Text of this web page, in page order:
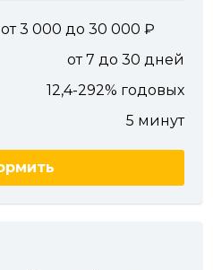
от 3 000 до 30 000
от 7 до 30 дней
12,4-292% годовых
5 минут